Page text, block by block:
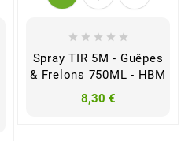
    
Spray TIR 5M - Guêpes
& Frelons 750ML - HBM
8,30 €